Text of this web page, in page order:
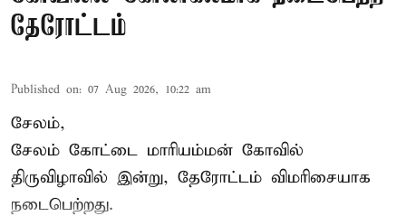
தேரோட்டம்
Published on: 07 Aug 2026, 10:22 am
சேலம்,
சேலம் கோட்டை மாரியம்மன் கோவில்
திருவிழாவில் இன்று, தேரோட்டம் விமரிசையாக
நடைபெற்றது.